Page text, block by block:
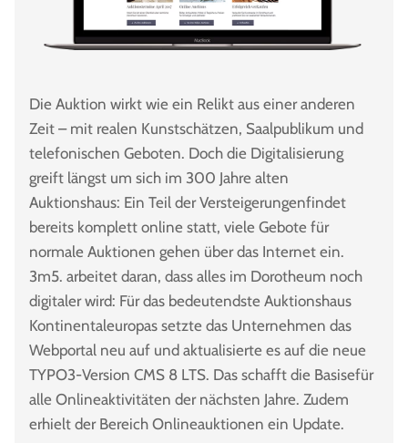
Die Auktion wirkt wie ein Relikt aus einer anderen
Zeit – mit realen Kunstschätzen, Saalpublikum und
telefonischen Geboten. Doch die Digitalisierung
greift längst um sich im 300 Jahre alten
Auktionshaus: Ein Teil der Versteigerungenfindet
bereits komplett online statt, viele Gebote für
normale Auktionen gehen über das Internet ein.
3m5. arbeitet daran, dass alles im Dorotheum noch
digitaler wird: Für das bedeutendste Auktionshaus
Kontinentaleuropas setzte das Unternehmen das
Webportal neu auf und aktualisierte es auf die neue
TYPO3-Version CMS 8 LTS. Das schafft die Basisefür
alle Onlineaktivitäten der nächsten Jahre. Zudem
erhielt der Bereich Onlineauktionen ein Update.